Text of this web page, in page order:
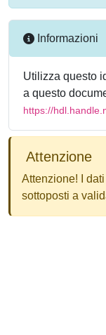
Informazioni
Utilizza questo
a questo
https://
Attenzione
Attenzione! I
sottoposti a